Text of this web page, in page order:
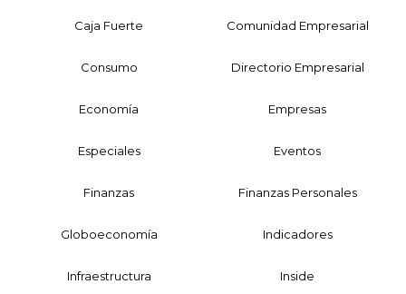
Caja Fuerte Comunidad Empresarial
Consumo Directorio Empresarial
Economía Empresas
Especiales Eventos
Finanzas Finanzas Personales
Globoeconomía Indicadores
Infraestructura Inside